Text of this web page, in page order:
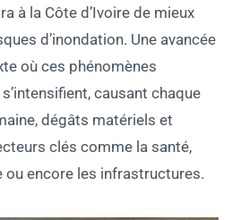
à la Côte d’Ivoire de mieux
d’inondation. Une avancée
où ces phénomènes
causant chaque
dégâts matériels et
clés comme la santé,
ou encore les infrastructures.